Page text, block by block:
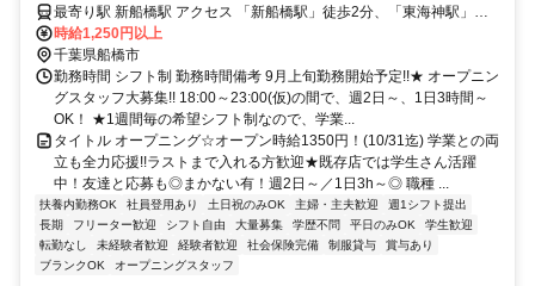
も◎まかない有！週2日～／1日3h～◎
最寄り駅 新船橋駅 アクセス 「新船橋駅」徒歩2分、「東海神駅」徒
歩9分 ★駅チカで通勤楽々！ ★自転車通勤も可！（駐輪場料金は自己
負担、店にある場合は利用可）
時給1,250円以上
千葉県船橋市
勤務時間 シフト制 勤務時間備考 9月上旬勤務開始予定!!★ オープニン
グスタッフ大募集!! 18:00～23:00(仮)の間で、週2日～、1日3時間～
OK！ ★1週間毎の希望シフト制なので、学業...
タイトル オープニング☆オープン時給1350円！(10/31迄) 学業との両
立も全力応援!!ラストまで入れる方歓迎★既存店では学生さん活躍
中！友達と応募も◎まかない有！週2日～／1日3h～◎ 職種 ...
扶養内勤務OK 社員登用あり 土日祝のみOK 主婦・主夫歓迎
週1シフト提出
長期
フリーター歓迎 シフト自由 大量募集 学歴不問 平日のみOK
学生歓迎
転勤なし
未経験者歓迎 経験者歓迎 社会保険完備 制服貸与
賞与あり
ブランクOK
オープニングスタッフ